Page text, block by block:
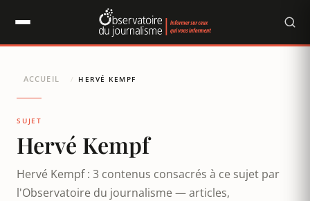
ACCUEIL / HERVÉ KEMPF
SUJET
Hervé Kempf
Hervé Kempf : 3 contenus consacrés à ce sujet par
l'Observatoire du journalisme — articles,
Panneau de gestion des cookies